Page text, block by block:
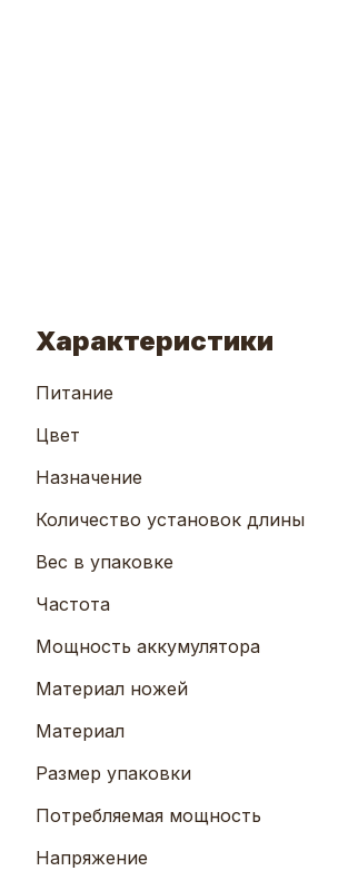
Характеристики
Питание
Цвет
Назначение
Количество установок длины
Вес в упаковке
Частота
Мощность аккумулятора
Материал ножей
Материал
Размер упаковки
Потребляемая мощность
Напряжение